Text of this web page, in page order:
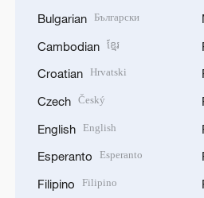
Bulgarian Български
Cambodian ខ្មែរ
Croatian Hrvatski
Czech Český
English English
Esperanto Esperanto
Filipino Filipino